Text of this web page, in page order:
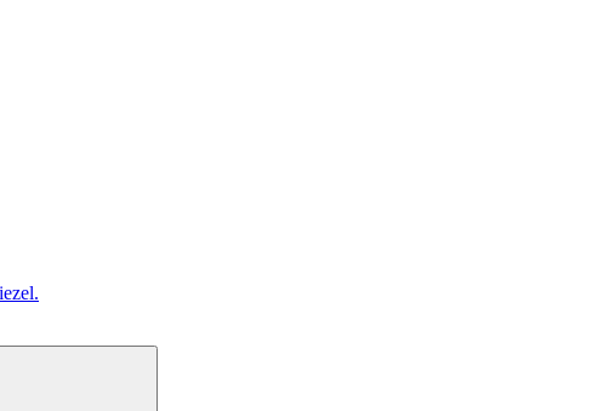
новинок популярных автобрендов, технические характреристики,